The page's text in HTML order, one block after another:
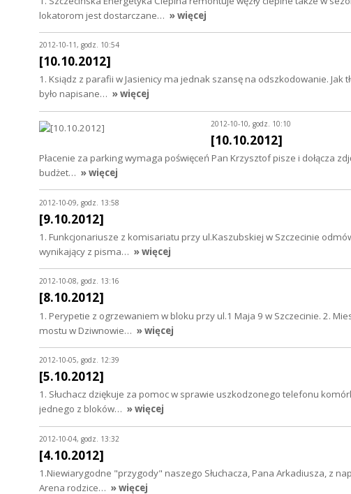
lokatorom jest dostarczane… » więcej
2012-10-11, godz. 10:54
[10.10.2012]
1. Ksiądz z parafii w Jasienicy ma jednak szansę na odszkodowanie.
było napisane… » więcej
2012-10-10, godz. 10:10
[10.10.2012]
Płacenie za parking wymaga poświęceń Pan Krzysztof pisze i dołącza
budżet… » więcej
2012-10-09, godz. 13:58
[9.10.2012]
1. Funkcjonariusze z komisariatu przy ul.Kaszubskiej w Szczecinie
wynikający z pisma… » więcej
2012-10-08, godz. 13:16
[8.10.2012]
1. Perypetie z ogrzewaniem w bloku przy ul.1 Maja 9 w Szczecinie. 2.
mostu w Dziwnowie… » więcej
2012-10-05, godz. 12:39
[5.10.2012]
1. Słuchacz dziękuje za pomoc w sprawie uszkodzonego telefonu
jednego z bloków… » więcej
2012-10-04, godz. 13:32
[4.10.2012]
1.Niewiarygodne "przygody" naszego Słuchacza, Pana Arkadiusza, z
Arena rodzice… » więcej